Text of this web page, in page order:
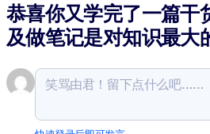
恭喜你又学完了一篇干
及做笔记是对知识最大